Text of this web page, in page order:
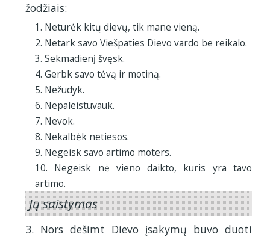
žodžiais:
1. Neturėk kitų dievų, tik mane vieną.
2. Netark savo Viešpaties Dievo vardo be reikalo.
3. Sekmadienį švęsk.
4. Gerbk savo tėvą ir motiną.
5. Nežudyk.
6. Nepaleistuvauk.
7. Nevok.
8. Nekalbėk netiesos.
9. Negeisk savo artimo moters.
10. Negeisk nė vieno daikto, kuris yra tavo
artimo.
Jų saistymas
3. Nors dešimt Dievo įsakymų buvo duoti